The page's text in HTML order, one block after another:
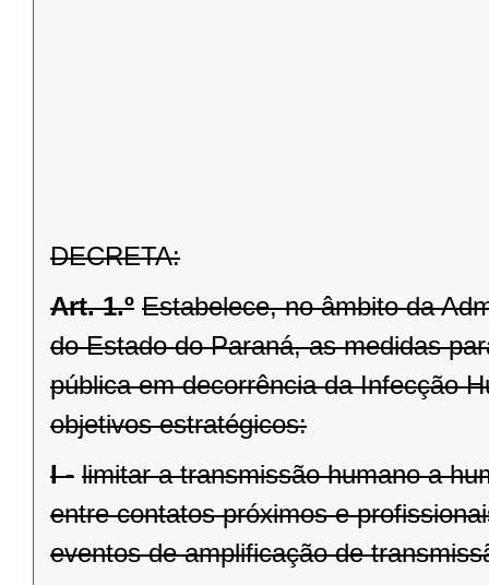
DECRETA:
Art. 1.º Estabelece, no âmbito da
do Estado do Paraná, as medidas
pública em decorrência da Infecção
objetivos estratégicos:
I - limitar a transmissão humano a
entre contatos próximos e
eventos de amplificação de